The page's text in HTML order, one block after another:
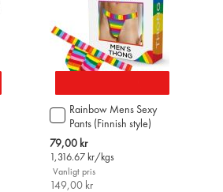
Rainbow Mens Sexy
Pants (Finnish style)
Special
Price
79,00 kr
1,316.67 kr/kgs
Vanligt pris
149,00 kr
Lägg
till
i
varukorgen